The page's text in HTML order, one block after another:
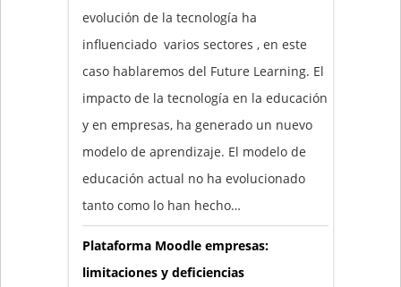
evolución de la tecnología ha
influenciado varios sectores , en este
caso hablaremos del Future Learning. El
impacto de la tecnología en la educación
y en empresas, ha generado un nuevo
modelo de aprendizaje. El modelo de
educación actual no ha evolucionado
tanto como lo han hecho…
Plataforma Moodle empresas:
limitaciones y deficiencias